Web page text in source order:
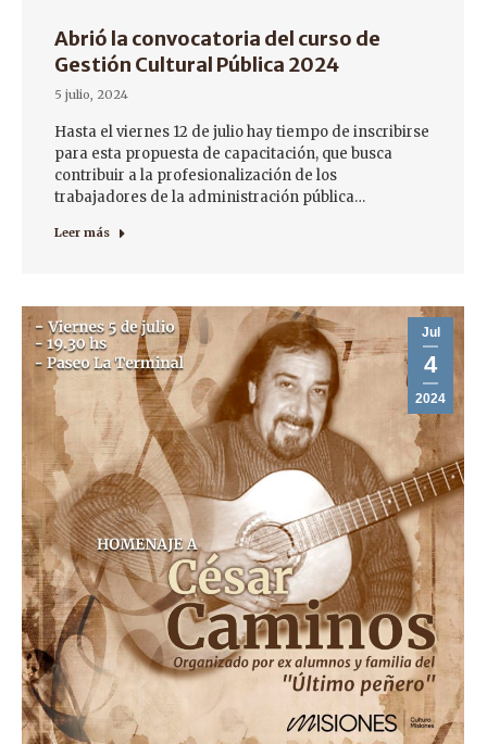
Abrió la convocatoria del curso de
Gestión Cultural Pública 2024
5 julio, 2024
Hasta el viernes 12 de julio hay tiempo de inscribirse
para esta propuesta de capacitación, que busca
contribuir a la profesionalización de los
trabajadores de la administración pública…
Leer más
Jul
4
2024